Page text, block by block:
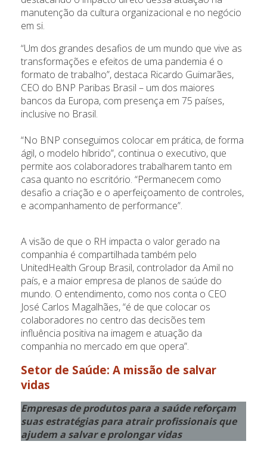
manutenção da cultura organizacional e no negócio
em si.
“Um dos grandes desafios de um mundo que vive as
transformações e efeitos de uma pandemia é o
formato de trabalho”, destaca Ricardo Guimarães,
CEO do BNP Paribas Brasil – um dos maiores
bancos da Europa, com presença em 75 países,
inclusive no Brasil.
“No BNP conseguimos colocar em prática, de forma
ágil, o modelo híbrido”, continua o executivo, que
permite aos colaboradores trabalharem tanto em
casa quanto no escritório. “Permanecem como
desafio a criação e o aperfeiçoamento de controles,
e acompanhamento de performance”.
A visão de que o RH impacta o valor gerado na
companhia é compartilhada também pelo
UnitedHealth Group Brasil, controlador da Amil no
país, e a maior empresa de planos de saúde do
mundo. O entendimento, como nos conta o CEO
José Carlos Magalhães, “é de que colocar os
colaboradores no centro das decisões tem
influência positiva na imagem e atuação da
companhia no mercado em que opera”.
Setor de Saúde: A missão de salvar
vidas
Empresas de produtos para a saúde reforçam
suas estratégias para atrair profissionais que
ajudem a salvar e prolongar vidas